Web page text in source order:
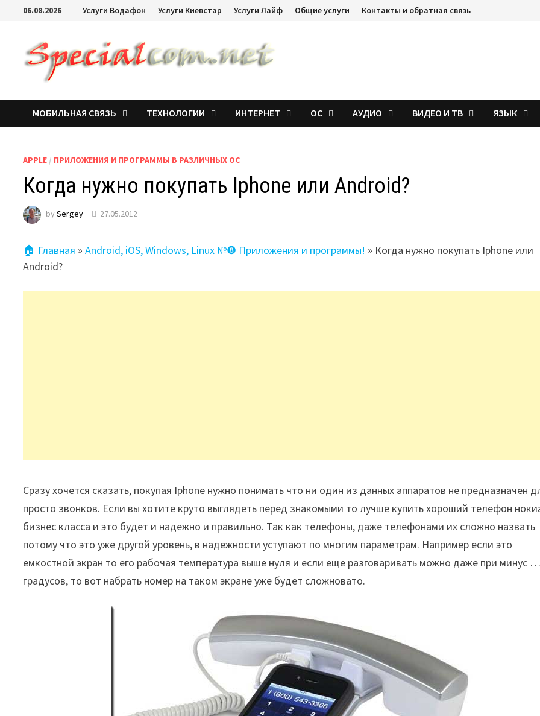
06.08.2026 Услуги Водафон Услуги Киевстар Услуги Лайф Общие услуги Контакты и обратная связь
МОБИЛЬНАЯ СВЯЗЬ ТЕХНОЛОГИИ ИНТЕРНЕТ ОС АУДИО ВИДЕО И ТВ ЯЗЫК
APPLE / ПРИЛОЖЕНИЯ И ПРОГРАММЫ В РАЗЛИЧНЫХ ОС
Когда нужно покупать Iphone или Android?
bySergey 27.05.2012
🏠 Главная »Android, iOS, Windows, Linux №❽ Приложения и программы! » Когда нужно покупать Iphone или
Android?
Сразу хочется сказать, покупая Iphone нужно понимать что ни один из данных аппаратов не предназначен
просто звонков. Если вы хотите круто выглядеть перед знакомыми то лучше купить хороший телефон
бизнес класса и это будет и надежно и правильно. Так как телефоны, даже телефонами их сложно назвать
потому что это уже другой уровень, в надежности уступают по многим параметрам. Например если это
емкостной экран то его рабочая температура выше нуля и если еще разговаривать можно даже при минус
градусов, то вот набрать номер на таком экране уже будет сложновато.